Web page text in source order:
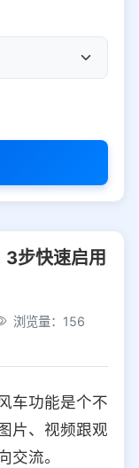
步快速启用
浏览量：156
车功能是个不
片、视频跟观
交流。